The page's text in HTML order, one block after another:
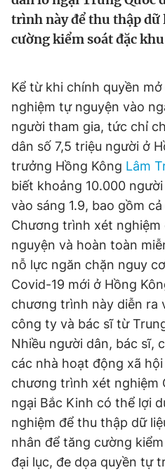
Sản phẩm khác
Thông tin tòa soạn
Đọc Thanh Niên trên điện
Theo dõi báo trên
Hotline
0906 645 777
Đặt báo Quảng cáo RSS
Tổng biên tập: Nguyễn Ngọc
Phó tổng biên tập thường trực:
Phó tổng biên tập: Lâm Hiếu Dũng
Phó tổng biên tập: Trần Việt
Tổng thư ký tòa soạn: Đức Trung
trình này để thu thập dữ
cường kiểm soát đặc
Kể từ khi chính quyền
nghiệm tự nguyện vào
người tham gia, tức chỉ
dân số 7,5 triệu người ở
trưởng Hồng Kông Lâm
biết khoảng 10.000
vào sáng 1.9, bao gồm
Chương trình xét
nguyện và hoàn toàn
nỗ lực ngăn chặn nguy
Covid-19 mới ở Hồng
chương trình này diễn ra
công ty và bác sĩ từ
Nhiều người dân, bác sĩ,
các nhà hoạt động xã
chương trình xét nghiệm
ngại Bắc Kinh có thể lợi
nghiệm để thu thập dữ
nhân để tăng cường
đại lục, đe dọa quyền tự